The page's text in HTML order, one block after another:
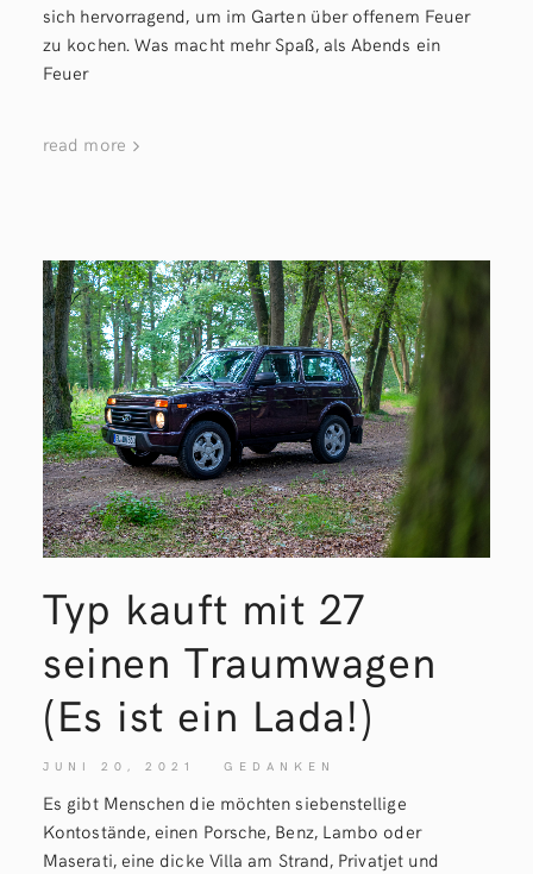
sich hervorragend, um im Garten über offenem Feuer
zu kochen. Was macht mehr Spaß, als Abends ein
Feuer
read more
Typ kauft mit 27
seinen Traumwagen
(Es ist ein Lada!)
JUNI 20, 2021 GEDANKEN
Es gibt Menschen die möchten siebenstellige
Kontostände, einen Porsche, Benz, Lambo oder
Maserati, eine dicke Villa am Strand, Privatjet und